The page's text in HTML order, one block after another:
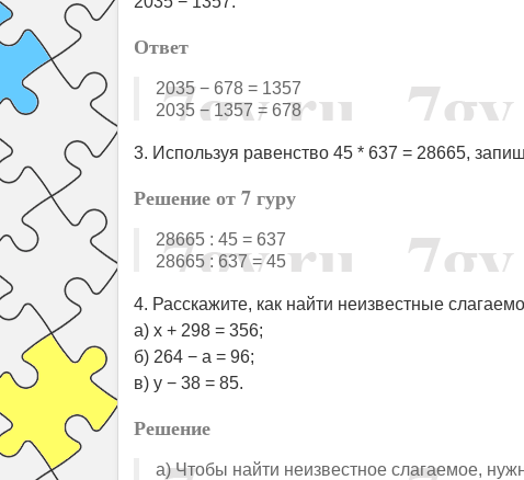
Ответ
2035 − 678 = 1357
2035 − 1357 = 678
3. Используя равенство 45 * 637 = 28665,
Решение от 7 гуру
28665 : 45 = 637
28665 : 637 = 45
4. Расскажите, как найти неизвестные
а) x + 298 = 356;
б) 264 − a = 96;
в) y − 38 = 85.
Решение
а) Чтобы найти неизвестное слагаемое,